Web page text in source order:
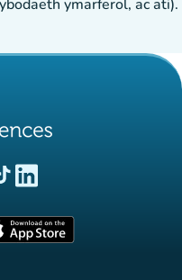
ymarferol, ac ati).
newydd)
(tab newydd)
newydd)